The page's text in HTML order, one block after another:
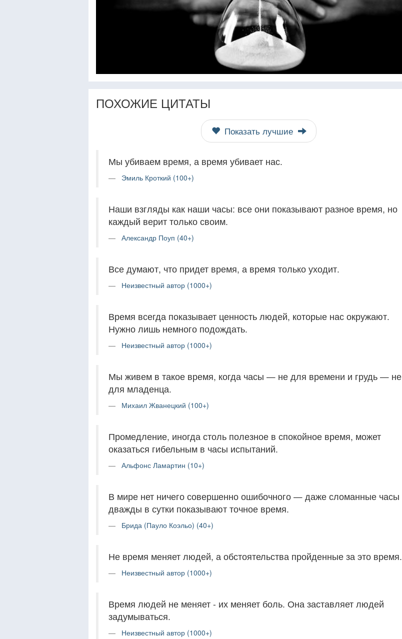
ПОХОЖИЕ ЦИТАТЫ
Показать лучшие
Мы убиваем время, а время убивает нас.
Эмиль Кроткий (100+)
Наши взгляды как наши часы: все они показывают разное время, но
каждый верит только своим.
Александр Поуп (40+)
Все думают, что придет время, а время только уходит.
Неизвестный автор (1000+)
Время всегда показывает ценность людей, которые нас окружают.
Нужно лишь немного подождать.
Неизвестный автор (1000+)
Мы живем в такое время, когда часы — не для времени и грудь — не
для младенца.
Михаил Жванецкий (100+)
Промедление, иногда столь полезное в спокойное время, может
оказаться гибельным в часы испытаний.
Альфонс Ламартин (10+)
В мире нет ничего совершенно ошибочного — даже сломанные часы
дважды в сутки показывают точное время.
Брида (Пауло Коэльо) (40+)
Не время меняет людей, а обстоятельства пройденные за это время.
Неизвестный автор (1000+)
Время людей не меняет - их меняет боль. Она заставляет людей
задумываться.
Неизвестный автор (1000+)